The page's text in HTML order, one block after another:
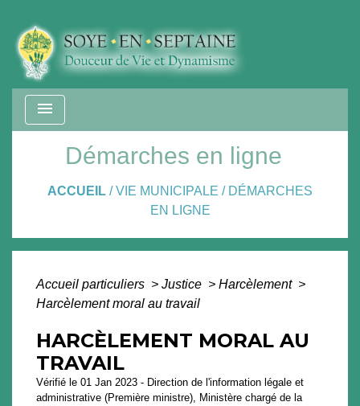
menu
Démarches en ligne
ACCUEIL /VIE MUNICIPALE / DÉMARCHES
EN LIGNE
Accueil particuliers > Justice > Harcèlement >
Harcèlement moral au travail
HARCÈLEMENT MORAL AU
TRAVAIL
Vérifié le 01 Jan 2023 - Direction de l'information légale et
administrative (Première ministre), Ministère chargé de la